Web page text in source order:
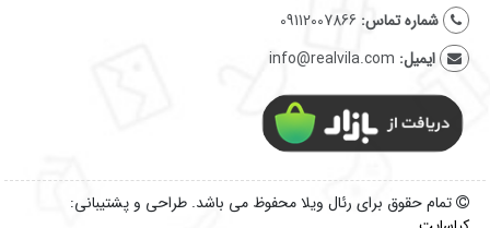
شماره تماس: 09112007866
ایمیل: info@realvila.com
تمام حقوق برای رئال ویلا محفوظ می باشد. طراحی و پشتیبانی: